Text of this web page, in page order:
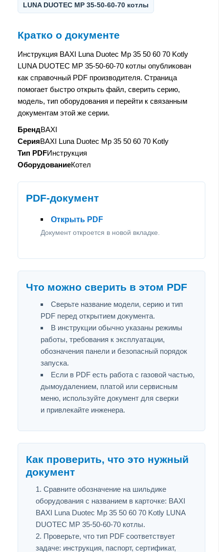
LUNA DUOTEC MP 35-50-60-70 котлы
Кратко о документе
Инструкция BAXI Luna Duotec Mp 35 50 60 70 Kotly
LUNA DUOTEC MP 35-50-60-70 котлы опубликован
как справочный PDF производителя. Страница
помогает быстро открыть файл, сверить серию,
модель, тип оборудования и перейти к связанным
документам этой же серии.
БрендBAXI
СерияBAXI Luna Duotec Mp 35 50 60 70 Kotly
Тип PDFИнструкция
ОборудованиеКотел
PDF-документ
Открыть PDF
Документ откроется в новой вкладке.
Что можно сверить в этом PDF
Сверьте название модели, серию и тип
PDF перед открытием документа.
В инструкции обычно указаны режимы
работы, требования к эксплуатации,
обозначения панели и безопасный порядок
запуска.
Если в PDF есть работа с газовой частью,
дымоудалением, платой или сервисным
меню, используйте документ для сверки
и привлекайте инженера.
Как проверить, что это нужный
документ
Сравните обозначение на шильдике
оборудования с названием в карточке: BAXI
BAXI Luna Duotec Mp 35 50 60 70 Kotly LUNA
DUOTEC MP 35-50-60-70 котлы.
Проверьте, что тип PDF соответствует
задаче: инструкция, паспорт, сертификат,